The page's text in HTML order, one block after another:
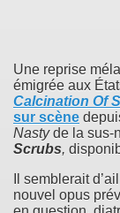
Une reprise
émigrée aux
Calcination Of
sur scène
Nastyde la sus-
Scrubs,
Il semblerait
nouvel opus